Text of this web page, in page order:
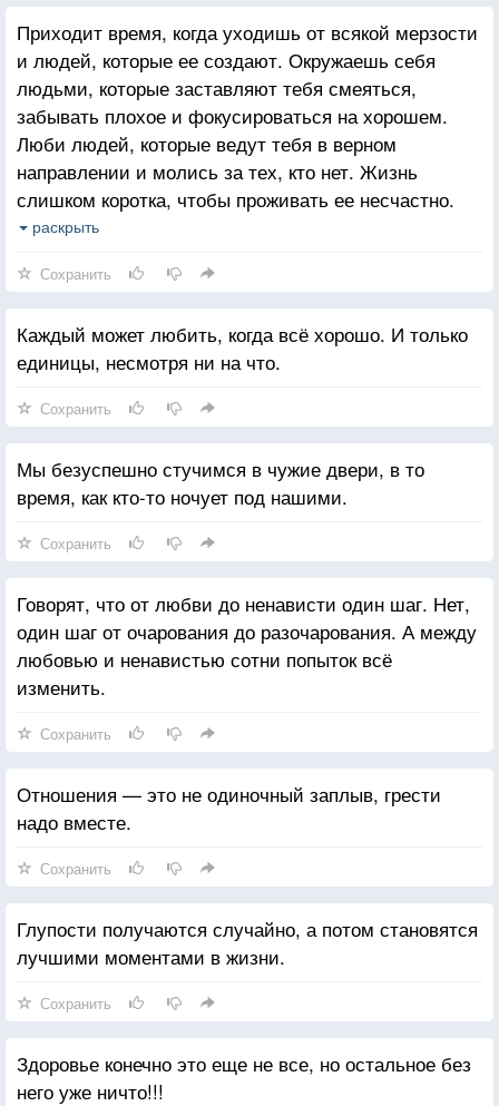
Приходит время, когда уходишь от всякой мерзости
и людей, которые ее создают. Окружаешь себя
людьми, которые заставляют тебя смеяться,
забывать плохое и фокусироваться на хорошем.
Люби людей, которые ведут тебя в верном
направлении и молись за тех, кто нет. Жизнь
слишком коротка, чтобы проживать ее несчастно.
Падение - это часть жизни, но восстание - сама
раскрыть
Сохранить
Каждый может любить, когда всё хорошо. И только
единицы, несмотря ни на что.
Сохранить
Мы безуспешно стучимся в чужие двери, в то
время, как кто-то ночует под нашими.
Сохранить
Говорят, что от любви до ненависти один шаг. Нет,
один шаг от очарования до разочарования. А между
любовью и ненавистью сотни попыток всё
изменить.
Сохранить
Отношения — это не одиночный заплыв, грести
надо вместе.
Сохранить
Глупости получаются случайно, а потом становятся
лучшими моментами в жизни.
Сохранить
Здоровье конечно это еще не все, но остальное без
него уже ничто!!!